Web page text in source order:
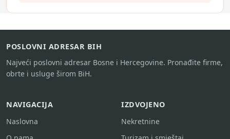
POSLOVNI ADRESAR BIH
Najveći poslovni adresar Bosne i Hercegovine. Pronađite firme,
obrte i usluge širom BiH.
NAVIGACIJA
Naslovna
IZDVOJENO
Nekretnine